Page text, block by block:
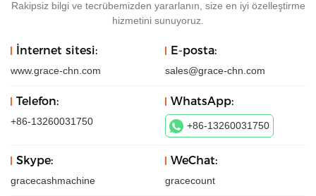
Rakipsiz bilgi ve tecrübemizden yararlanın, size en iyi özelleştirme
hizmetini sunuyoruz.
İnternet sitesi:
www.grace-chn.com
E-posta:
sales@grace-chn.com
Telefon:
+86-13260031750
WhatsApp:
+86-13260031750
Skype:
gracecashmachine
WeChat:
gracecount